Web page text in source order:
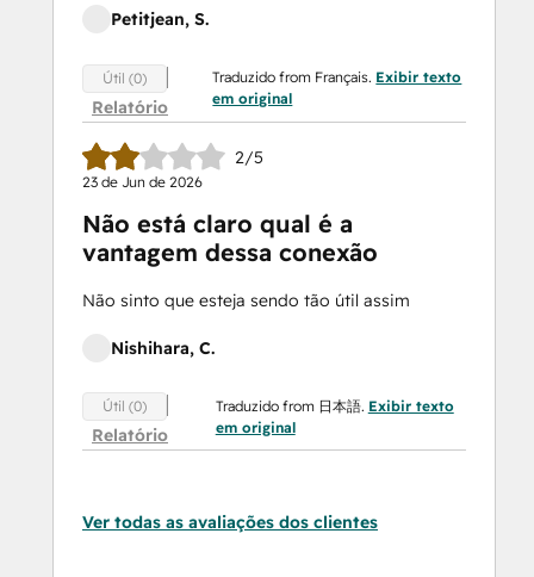
Petitjean, S.
Útil (0)
Relatório
Traduzido from Français. Exibir texto
em original
2/5
23 de Jun de 2026
Não está claro qual é a
vantagem dessa conexão
Não sinto que esteja sendo tão útil assim
Nishihara, C.
Útil (0)
Relatório
Traduzido from 日本語. Exibir texto
em original
Ver todas as avaliações dos clientes